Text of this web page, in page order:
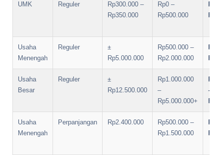
UMK Reguler
Rp300.000 –
Rp350.000
Rp0 –
Rp500.000
Usaha
Menengah
Reguler
±
Rp5.000.000
Rp500.000 –
Rp2.000.000
Usaha
Besar
Reguler
±
Rp12.500.000
Rp1.000.000
–
Rp5.000.000+
–
Usaha
Menengah
Perpanjangan Rp2.400.000
Rp500.000 –
Rp1.500.000